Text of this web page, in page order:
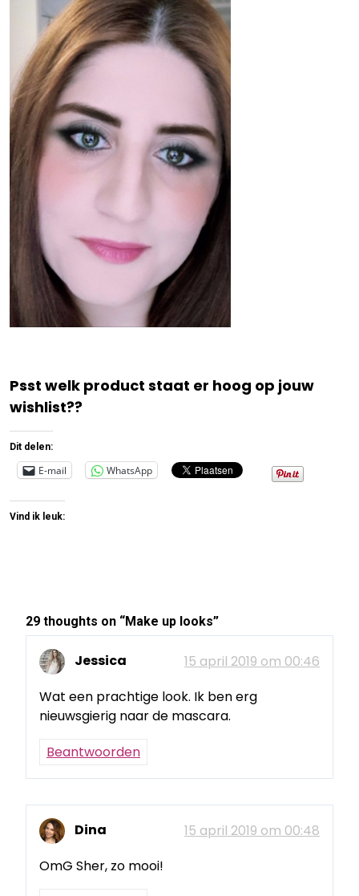
Psst welk product staat er hoog op jouw
wishlist??
Dit delen:
E-mail WhatsApp
Vind ik leuk:
29 thoughts on “Make up looks”
Jessica
15 april 2019 om 00:46
Wat een prachtige look. Ik ben erg
nieuwsgierig naar de mascara.
Beantwoorden
Dina
15 april 2019 om 00:48
OmG Sher, zo mooi!